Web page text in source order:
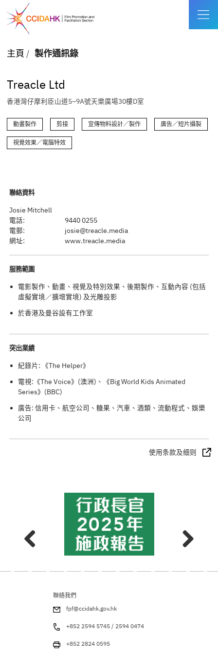
主頁 / 製作通訊錄
Treacle Ltd
香港灣仔摩利臣山道5–9A號天樂廣場30樓D室
動畫製作 剪接 宣傳物料設計／製作 廣告／短片攝製
視覺效果／電腦特效
聯絡資料
Josie Mitchell
電話:
9440 0255
電郵:
josie@treacle.media
網址:
www.treacle.media
服務範圍
電影製作、動畫、視覺及特別效果、後期製作、互動內容 (包括
虛擬實境／擴增實境) 及光雕投影
於香港及曼谷設有工作室
突出業績
紀錄片: 《The Helper》
電視:《The Voice》(澳洲)、《Big World Kids Animated
Series》(BBC)
廣告: 信用卡、航空公司、糖果、汽車、酒類、流動程式、娛樂
公司
使用条款及细则
聯絡我們
fpf@ccidahk.gov.hk
+852 2594 5745 / 2594 0474
+852 2824 0595